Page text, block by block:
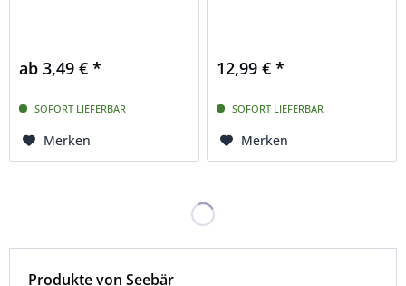
ab 3,49 € *
SOFORT LIEFERBAR
Merken
12,99 € *
SOFORT LIEFERBAR
Merken
Produkte von Seebär